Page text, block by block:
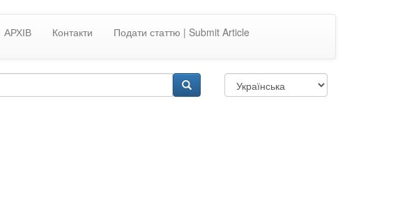
АРХІВ Контакти Подати статтю | Submit Article